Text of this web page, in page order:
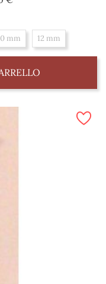
mm 12 mm